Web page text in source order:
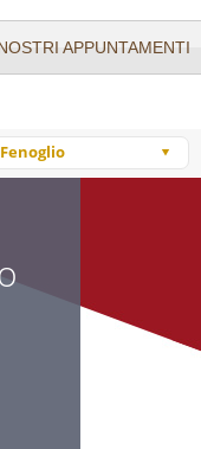
APPUNTAMENTI
La Poesia